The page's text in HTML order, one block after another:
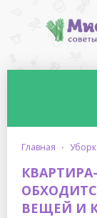
главная ·
ВЕЩЕЙ И